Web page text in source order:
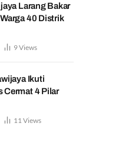
Larang Bakar
40 Distrik
9Views
Ikuti
Cermat 4 Pilar
11 Views